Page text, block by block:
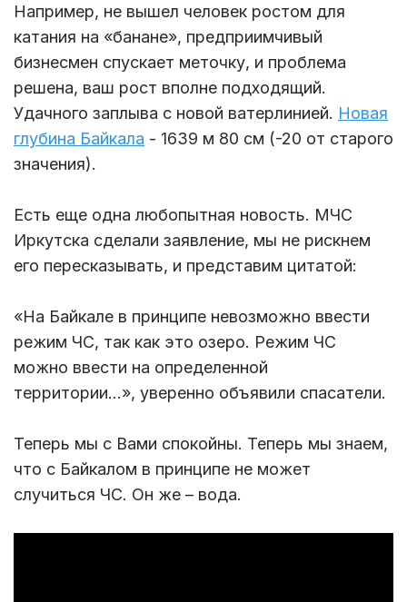
Например, не вышел человек ростом для
катания на «банане», предприимчивый
бизнесмен спускает меточку, и проблема
решена, ваш рост вполне подходящий.
Удачного заплыва с новой ватерлинией. Новая
глубина Байкала - 1639 м 80 см (-20 от старого
значения).
Есть еще одна любопытная новость. МЧС
Иркутска сделали заявление, мы не рискнем
его пересказывать, и представим цитатой:
«На Байкале в принципе невозможно ввести
режим ЧС, так как это озеро. Режим ЧС
можно ввести на определенной
территории…», уверенно объявили спасатели.
Теперь мы с Вами спокойны. Теперь мы знаем,
что с Байкалом в принципе не может
случиться ЧС. Он же – вода.